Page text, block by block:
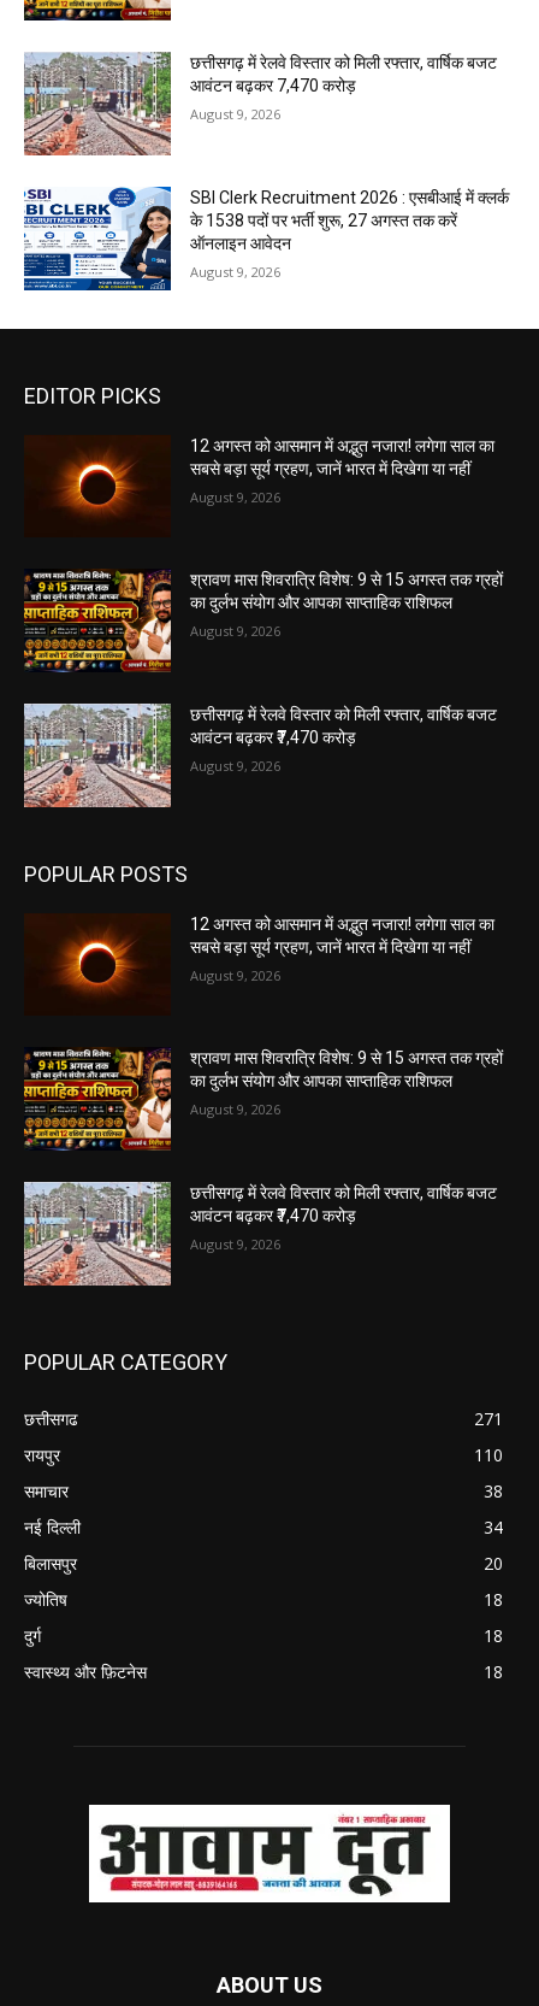
छत्तीसगढ़ में रेलवे विस्तार को मिली रफ्तार, वार्षिक बजट
आवंटन बढ़कर ₹7,470 करोड़
August 9, 2026
SBI Clerk Recruitment 2026 : एसबीआई में क्लर्क
के 1538 पदों पर भर्ती शुरू, 27 अगस्त तक करें
ऑनलाइन आवेदन
August 9, 2026
EDITOR PICKS
12 अगस्त को आसमान में अद्भुत नजारा! लगेगा साल का
सबसे बड़ा सूर्य ग्रहण, जानें भारत में दिखेगा या नहीं
August 9, 2026
श्रावण मास शिवरात्रि विशेष: 9 से 15 अगस्त तक ग्रहों
का दुर्लभ संयोग और आपका साप्ताहिक राशिफल
August 9, 2026
छत्तीसगढ़ में रेलवे विस्तार को मिली रफ्तार, वार्षिक बजट
आवंटन बढ़कर ₹7,470 करोड़
August 9, 2026
POPULAR POSTS
12 अगस्त को आसमान में अद्भुत नजारा! लगेगा साल का
सबसे बड़ा सूर्य ग्रहण, जानें भारत में दिखेगा या नहीं
August 9, 2026
श्रावण मास शिवरात्रि विशेष: 9 से 15 अगस्त तक ग्रहों
का दुर्लभ संयोग और आपका साप्ताहिक राशिफल
August 9, 2026
छत्तीसगढ़ में रेलवे विस्तार को मिली रफ्तार, वार्षिक बजट
आवंटन बढ़कर ₹7,470 करोड़
August 9, 2026
POPULAR CATEGORY
छत्तीसगढ
271
रायपुर
110
समाचार
38
नई दिल्ली
34
बिलासपुर
20
ज्योतिष
18
दुर्ग
18
स्वास्थ्य और फ़िटनेस
18
ABOUT US